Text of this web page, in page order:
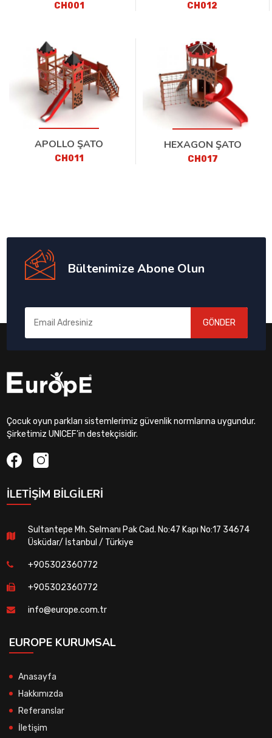
CH001 CH012
APOLLO ŞATO
CH011
HEXAGON ŞATO
CH017
Bültenimize Abone Olun
GÖNDER
Çocuk oyun parkları sistemlerimiz güvenlik normlarına uygundur.
Şirketimiz UNICEF'in destekçisidir.
İLETIŞIM BILGILERI
Sultantepe Mh. Selmanı Pak Cad. No:47 Kapı No:17 34674
Üsküdar/ İstanbul / Türkiye
+905302360772
+905302360772
info@europe.com.tr
EUROPE KURUMSAL
Anasayfa
Hakkımızda
Referanslar
İletişim